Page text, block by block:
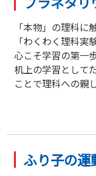
「本物」の理科
「わくわく理科
心こそ学習の第一
机上の学習として
ことで理科への親
ふり子の運